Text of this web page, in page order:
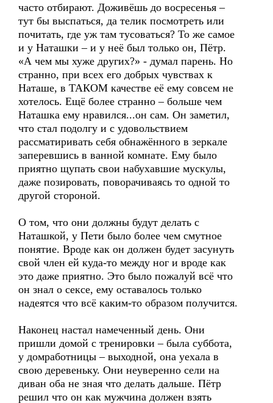
часто отбирают. Доживёшь до восресенья –
тут бы выспаться, да телик посмотреть или
почитать, где уж там тусоваться? То же самое
и у Наташки – и у неё был только он, Пётр.
«А чем мы хуже других?» - думал парень. Но
странно, при всех его добрых чувствах к
Наташе, в ТАКОМ качестве её ему совсем не
хотелось. Ещё более странно – больше чем
Наташка ему нравился...он сам. Он заметил,
что стал подолгу и с удовольствием
рассматиривать себя обнажённого в зеркале
заперевшись в ванной комнате. Ему было
приятно щупать свои набухавшие мускулы,
даже позировать, поворачиваясь то одной то
другой стороной.
О том, что они должны будут делать с
Наташкой, у Пети было более чем смутное
понятие. Вроде как он должен будет засунуть
свой член ей куда-то между ног и вроде как
это даже приятно. Это было пожалуй всё что
он знал о сексе, ему оставалось только
надеятся что всё каким-то образом получится.
Наконец настал намеченный день. Они
пришли домой с тренировки – была суббота,
у домработницы – выходной, она уехала в
свою деревеньку. Они неуверенно сели на
диван оба не зная что делать дальше. Пётр
решил что он как мужчина должен взять